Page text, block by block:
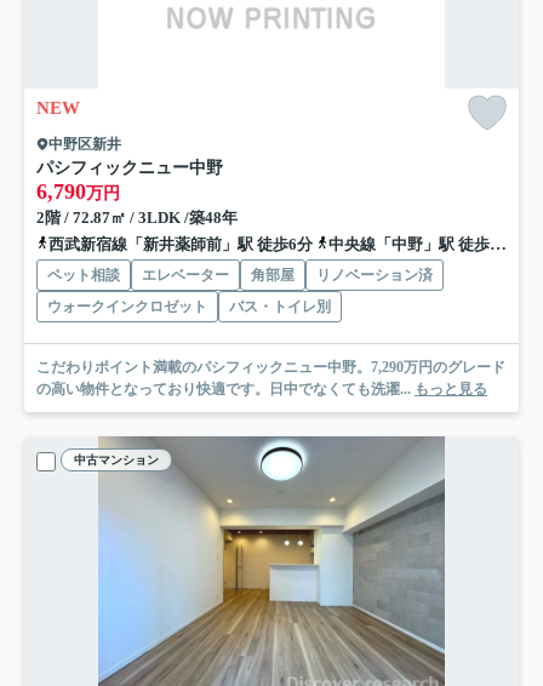
NEW
中野区新井
パシフィックニュー中野
6,790万円
2階 / 72.87㎡ / 3LDK /築48年
西武新宿線「新井薬師前」駅 徒歩6分
中央線「中野」駅 徒歩16分
ペット相談 エレベーター 角部屋
リノベーション済
ウォークインクロゼット
バス・トイレ別
こだわりポイント満載のパシフィックニュー中野。7,290万円のグレード
の高い物件となっており快適です。日中でなくても洗濯... もっと見る
中古マンション